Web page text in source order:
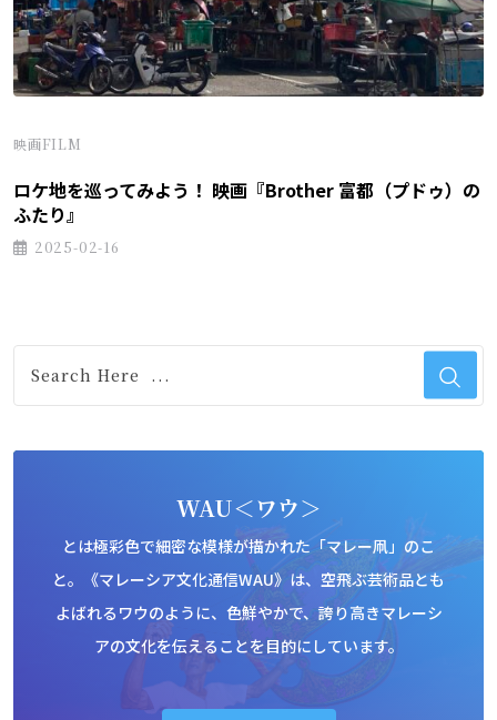
映画FILM
ロケ地を巡ってみよう！ 映画『Brother 富都（プドゥ）の
ふたり』
2025-02-16
WAU＜ワウ＞
とは極彩色で細密な模様が描かれた「マレー凧」のこ
と。《マレーシア文化通信WAU》は、空飛ぶ芸術品とも
よばれるワウのように、色鮮やかで、誇り高きマレーシ
アの文化を伝えることを目的にしています。